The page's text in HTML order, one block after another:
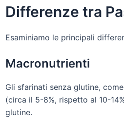
Differenze tra
Esaminiamo le principali
Macronutrienti
Gli sfarinati senza glutine,
(circa il 5-8%, rispetto al 10-
glutine.